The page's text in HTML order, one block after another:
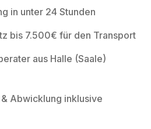
in unter 24 Stunden
bis 7.500€ für den Transport
aus Halle (Saale)
Abwicklung inklusive